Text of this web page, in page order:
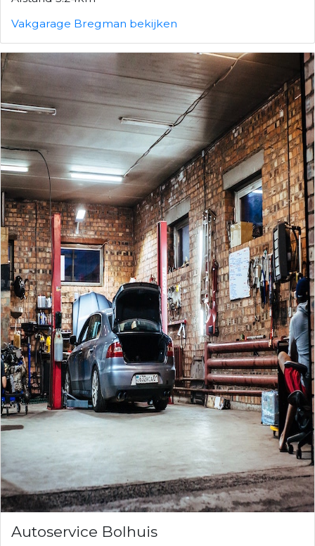
Vakgarage Bregman bekijken
Autoservice Bolhuis